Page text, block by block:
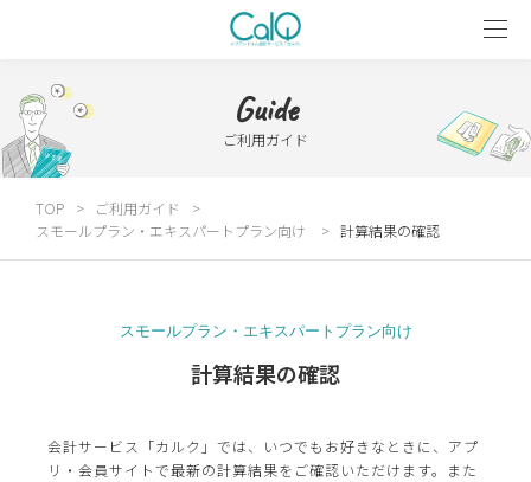
Guide
ご利用ガイド
TOP
ご利用ガイド
スモールプラン・エキスパートプラン向け
計算結果の確認
スモールプラン・エキスパートプラン向け
計算結果の確認
会計サービス「カルク」では、いつでもお好きなときに、アプ
リ・会員サイトで最新の計算結果をご確認いただけます。また